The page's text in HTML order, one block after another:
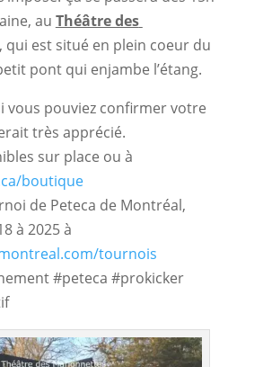
au Théâtre des
qui est situé en plein coeur du
pont qui enjambe l’étang.
vous pouviez confirmer votre
très apprécié.
sur place ou à
boutique
de Peteca de Montréal,
à 2025 à
tournois
#peteca #prokicker